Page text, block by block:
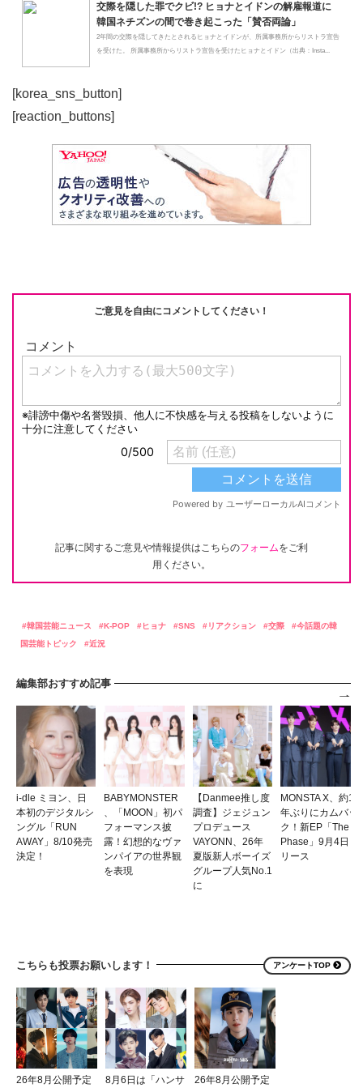
交際を隠した罪でクビ!? ヒョナとイドンの解雇報道に
韓国ネチズンの間で巻き起こった「賛否両論」
2年間の交際を隠してきたとされるヒョナとイドンが、所属事務所からリストラ宣告
を受けた。 所属事務所からリストラ宣告を受けたヒョナとイドン（出典：Insta...
[korea_sns_button]
[reaction_buttons]
ご意見を自由にコメントしてください！
記事に関するご意見や情報提供はこちらのフォームをご利
用ください。
韓国芸能ニュース K-POP ヒョナ SNS リアクション 交際
今話題の韓
国芸能トピック
近況
編集部おすすめ記事
i-dle ミヨン、日
本初のデジタルシ
ングル「RUN
AWAY」8/10発売
決定！
BABYMONSTER
、「MOON」初パ
フォーマンス披
露！幻想的なヴァ
ンパイアの世界観
を表現
【Danmee推し度
調査】ジェジュン
プロデュース
VAYONN、26年
夏版新人ボーイズ
グループ人気No.1
に
MONSTA X、約1
年ぶりにカムバッ
ク！新EP「The
Phase」9月4日リ
リース
こちらも投票お願いします！ アンケートTOP
26年8月公開予定 8月6日は「ハンサ 26年8月公開予定